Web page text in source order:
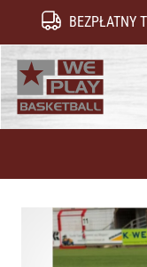
BEZPŁATNY